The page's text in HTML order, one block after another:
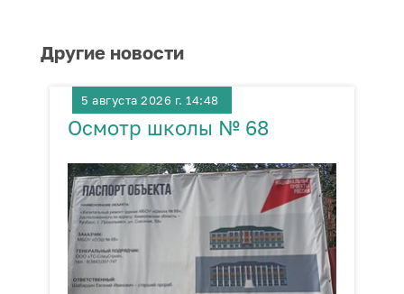
Другие новости
5 августа 2026 г. 14:48
Осмотр школы № 68